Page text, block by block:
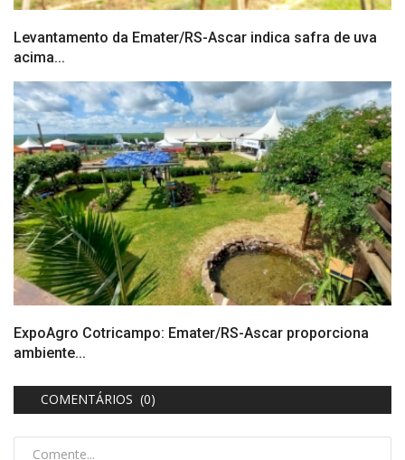
Levantamento da Emater/RS-Ascar indica safra de uva
acima...
ExpoAgro Cotricampo: Emater/RS-Ascar proporciona
ambiente...
COMENTÁRIOS (0)